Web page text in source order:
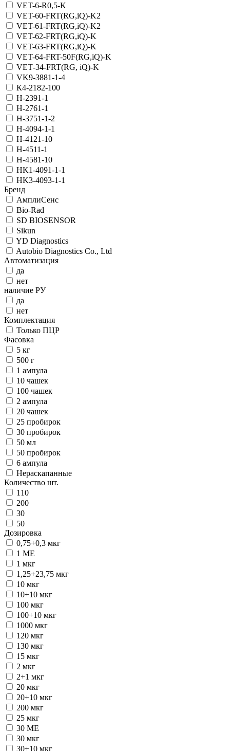
VET-6-R0,5-K
VET-60-FRT(RG,iQ)-K2
VET-61-FRT(RG,iQ)-K2
VET-62-FRT(RG,iQ)-K
VET-63-FRT(RG,iQ)-K
VET-64-FRT-50F(RG,iQ)-K
VET‑34-FRT(RG, iQ)-K
VK9-3881-1-4
К4-2182-100
Н-2391-1
Н-2761-1
Н-3751-1-2
Н-4094-1-1
Н-4121-10
Н-4511-1
Н-4581-10
НK1-4091-1-1
НK3-4093-1-1
Бренд
АмплиСенс
Bio-Rad
SD BIOSENSOR
Sikun
YD Diagnostics
Autobio Diagnostics Co., Ltd
Автоматизация
да
нет
наличие РУ
да
нет
Комплектация
Только ПЦР
Фасовка
5 кг
500 г
1 ампула
10 чашек
100 чашек
2 ампула
20 чашек
25 пробирок
30 пробирок
50 мл
50 пробирок
6 ампула
Нераскапанные
Количество шт.
110
200
30
50
Дозировка
0,75+0,3 мкг
1 ME
1 мкг
1,25+23,75 мкг
10 мкг
10+10 мкг
100 мкг
100+10 мкг
1000 мкг
120 мкг
130 мкг
15 мкг
2 мкг
2+1 мкг
20 мкг
20+10 мкг
200 мкг
25 мкг
30 ME
30 мкг
30+10 мкг